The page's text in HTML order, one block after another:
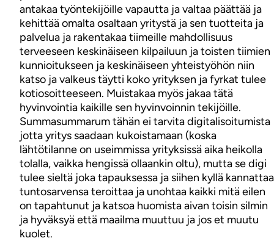
antakaa työntekijöille vapautta ja valtaa päättää ja
kehittää omalta osaltaan yritystä ja sen tuotteita ja
palvelua ja rakentakaa tiimeille mahdollisuus
terveeseen keskinäiseen kilpailuun ja toisten tiimien
kunnioitukseen ja keskinäiseen yhteistyöhön niin
katso ja valkeus täytti koko yrityksen ja fyrkat tulee
kotiosoitteeseen. Muistakaa myös jakaa tätä
hyvinvointia kaikille sen hyvinvoinnin tekijöille.
Summasummarum tähän ei tarvita digitalisoitumista
jotta yritys saadaan kukoistamaan (koska
lähtötilanne on useimmissa yrityksissä aika heikolla
tolalla, vaikka hengissä ollaankin oltu), mutta se digi
tulee sieltä joka tapauksessa ja siihen kyllä kannattaa
tuntosarvensa teroittaa ja unohtaa kaikki mitä eilen
on tapahtunut ja katsoa huomista aivan toisin silmin
ja hyväksyä että maailma muuttuu ja jos et muutu
kuolet.